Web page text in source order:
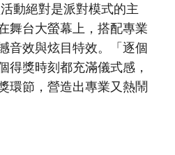
活動絕對是派對模式的主
舞台大螢幕上，搭配專業
音效與炫目特效。「逐個
得獎時刻都充滿儀式感，
環節，營造出專業又熱鬧